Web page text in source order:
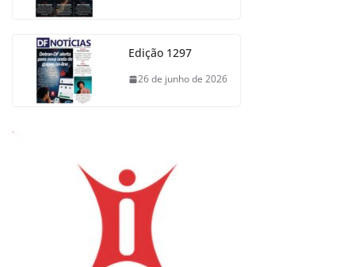
Edição 1297
26 de junho de 2026